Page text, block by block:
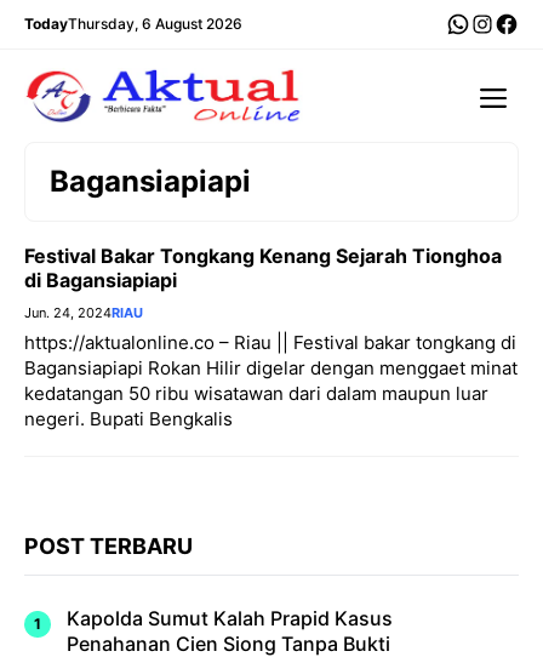
Langsung
TodayThursday, 6 August 2026
Bagansiapiapi
Festival Bakar Tongkang Kenang Sejarah Tionghoa
di Bagansiapiapi
Jun. 24, 2024RIAU
https://aktualonline.co – Riau || Festival bakar tongkang di
Bagansiapiapi Rokan Hilir digelar dengan menggaet minat
kedatangan 50 ribu wisatawan dari dalam maupun luar
negeri. Bupati Bengkalis
POST TERBARU
Kapolda Sumut Kalah Prapid Kasus
Penahanan Cien Siong Tanpa Bukti